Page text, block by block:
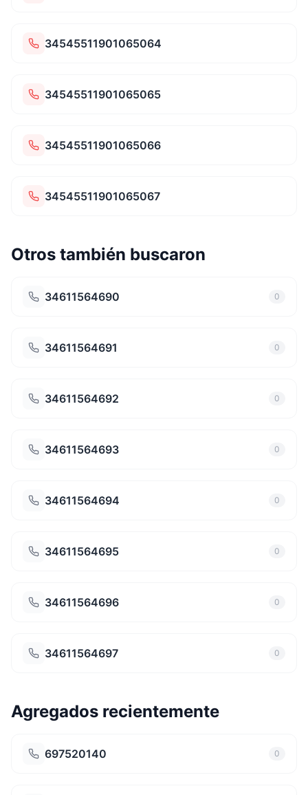
34545511901065064
34545511901065065
34545511901065066
34545511901065067
Otros también buscaron
34611564690 0
34611564691 0
34611564692 0
34611564693 0
34611564694 0
34611564695 0
34611564696 0
34611564697 0
Agregados recientemente
697520140 0